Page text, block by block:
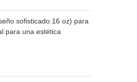
sofisticado.16 oz) para
para una estética